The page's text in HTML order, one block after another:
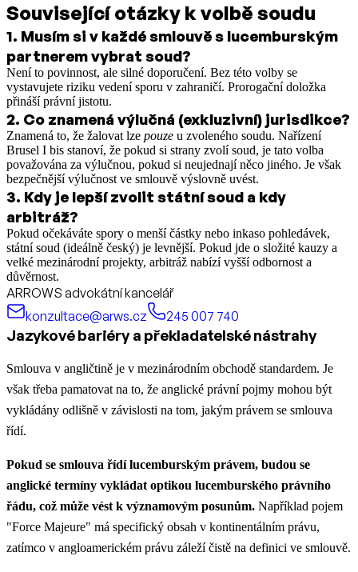
Související otázky k volbě soudu
1. Musím si v každé smlouvě s lucemburským
partnerem vybrat soud?
Není to povinnost, ale silné doporučení. Bez této volby se
vystavujete riziku vedení sporu v zahraničí. Prorogační doložka
přináší právní jistotu.
2. Co znamená výlučná (exkluzivní) jurisdikce?
Znamená to, že žalovat lze pouze u zvoleného soudu. Nařízení
Brusel I bis stanoví, že pokud si strany zvolí soud, je tato volba
považována za výlučnou, pokud si neujednají něco jiného. Je však
bezpečnější výlučnost ve smlouvě výslovně uvést.
3. Kdy je lepší zvolit státní soud a kdy
arbitráž?
Pokud očekáváte spory o menší částky nebo inkaso pohledávek,
státní soud (ideálně český) je levnější. Pokud jde o složité kauzy a
velké mezinárodní projekty, arbitráž nabízí vyšší odbornost a
důvěrnost.
ARROWS advokátní kancelář
konzultace@arws.cz
245 007 740
Jazykové bariéry a překladatelské nástrahy
Smlouva v angličtině je v mezinárodním obchodě standardem. Je
však třeba pamatovat na to, že anglické právní pojmy mohou být
vykládány odlišně v závislosti na tom, jakým právem se smlouva
řídí.
Pokud se smlouva řídí lucemburským právem, budou se
anglické termíny vykládat optikou lucemburského právního
řádu, což může vést k významovým posunům. Například pojem
"Force Majeure" má specifický obsah v kontinentálním právu,
zatímco v angloamerickém právu záleží čistě na definici ve smlouvě.